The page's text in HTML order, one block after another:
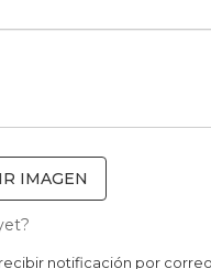
IMAGEN
notificación por